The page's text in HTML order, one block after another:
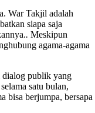
War Takjil adalah
siapa saja
. Meskipun
agama-agama
dialog publik yang
satu bulan,
bisa berjumpa, bersapa